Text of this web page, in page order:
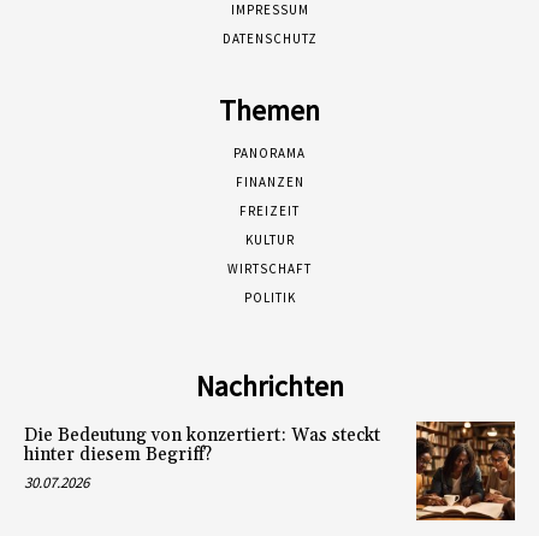
IMPRESSUM
DATENSCHUTZ
Themen
PANORAMA
FINANZEN
FREIZEIT
KULTUR
WIRTSCHAFT
POLITIK
Nachrichten
Die Bedeutung von konzertiert: Was steckt
hinter diesem Begriff?
30.07.2026